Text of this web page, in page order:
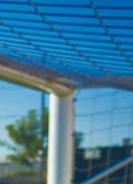
لوآنوی
در
ایران